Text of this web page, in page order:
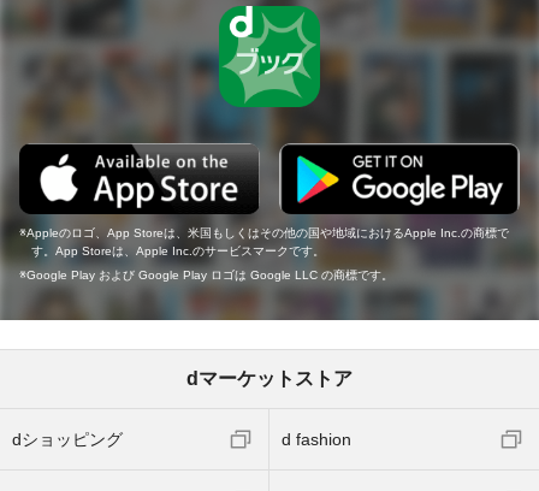
Appleのロゴ、App Storeは、米国もしくはその他の国や地域におけるApple Inc.の商標で
す。App Storeは、Apple Inc.のサービスマークです。
Google Play および Google Play ロゴは Google LLC の商標です。
dマーケットストア
dショッピング d fashion